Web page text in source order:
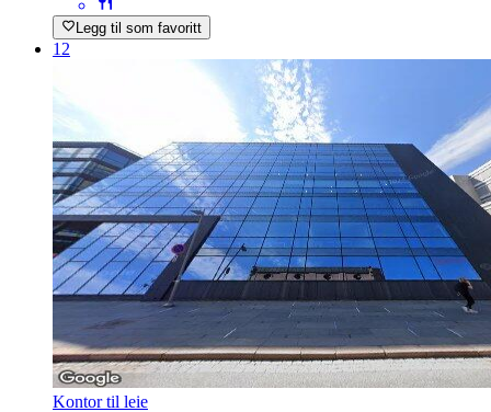
Legg til som favoritt
12
Kontor til leie